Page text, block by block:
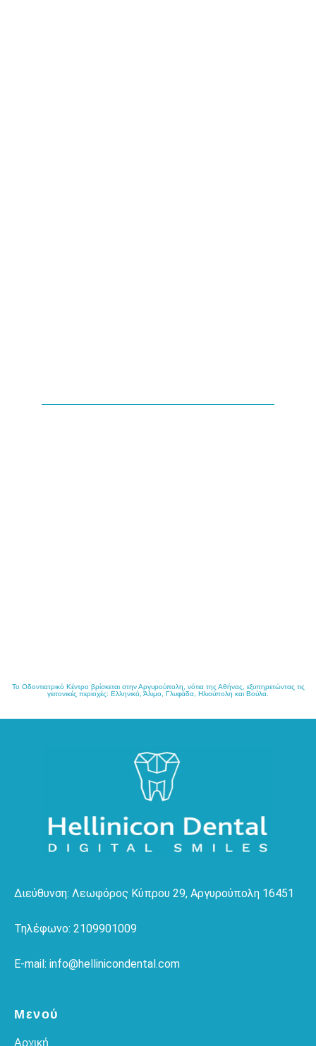
Το Οδοντιατρικό Κέντρο βρίσκεται στην Αργυρούπολη, νότια της Αθήνας, εξυπηρετώντας τις
γειτονικές περιοχές: Ελληνικό, Άλιμο, Γλυφάδα, Ηλιούπολη και Βούλα.
Μενού
Αρχική
Διεύθυνση: Λεωφόρος Κύπρου 29, Αργυρούπολη 16451
Τηλέφωνο: 2109901009
E-mail: info@hellinicondental.com